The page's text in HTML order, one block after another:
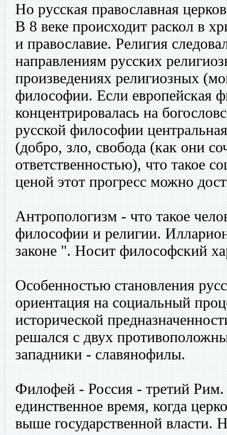
Но русская православная
В 8 веке происходит раскол в
и православие. Религия
направлениям русских
произведениях религиозных
философии. Если европейская
концентрировалась на
русской философии
(добро, зло, свобода (как они
ответственностью), что такое
ценой этот прогресс можно
Антропологизм - что такое
философии и религии.
законе ". Носит философский
Особенностью становления
ориентация на социальный
исторической
решался с двух
западники - славянофилы.
Филофей - Россия - третий
единственное время, когда
выше государственной власти.